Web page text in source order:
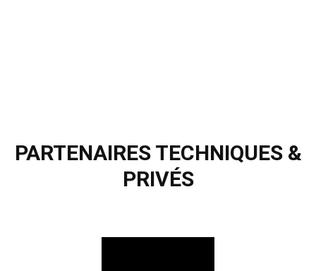
PARTENAIRES TECHNIQUES &
PRIVÉS